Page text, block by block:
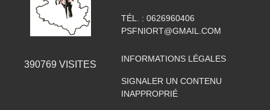
390769 VISITES
TÉL. : 0626960406
PSFNIORT@GMAIL.COM
INFORMATIONS LÉGALES
SIGNALER UN CONTENU
INAPPROPRIÉ